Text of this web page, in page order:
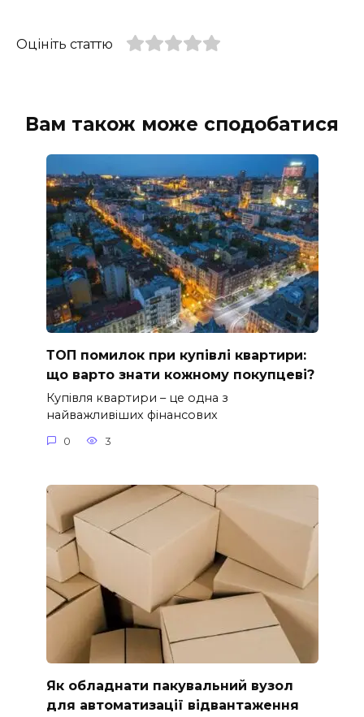
Оцініть статтю
Вам також може сподобатися
ТОП помилок при купівлі квартири:
що варто знати кожному покупцеві?
Купівля квартири – це одна з
найважливіших фінансових
0 3
Як обладнати пакувальний вузол
для автоматизації відвантаження